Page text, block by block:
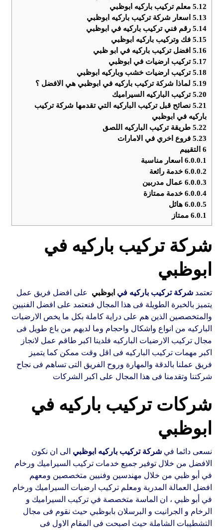
5.12 معلم تركيب باركيه ابوظبي
5.13 اسعار شركة تركيب باركيه ابوظبي
5.14 رقم فني تركيب باركيه في ابوظبي
5.15 فك وتركيب باركيه ابوظبي
5.16 افضل تركيب باركيه في ابو ظبي
5.17تركيب ارضيات في ابوظبي
5.18تركيب ارضيات خشب وباركيه ابوظبي
5.19 لماذا شركة تركيب باركيه في ابوظبي هي الافضل ؟
5.20تركيب الباركيه السيراميك
5.21 نصائح قبل تركيب الباركيه التي تقدمها شركة تركيب
باركيه في ابوظبي
5.22 طريقة تركيب الباركيه اللصق
5.23 فروع اخري في الامارات
6 التقييم
6.0.0.1 اسعار مناسبة
6.0.0.2 خدمة رائعة
6.0.0.3 عمال مدربين
6.0.0.4 خدمة ممتازة
6.0.0.5 هائل
6.0.1 ممتاز
شركة تركيب باركيه في
ابوظبي
تعتمدشركة تركيب باركيه في ابوظبي
على افضل فريق عمل
يتميز بالخبرة الطويلة فى هذا المجال فنعتمد على افضل الفنيين
والمتخصصين الذين هم على دراية كاملة بكل ما يخص الارضيات
الباركيه من انواع واشكال واحجام وما لديهم من باع طويل فى
مجال تركيب الارضيات الباركيه فلدينا اكبر طاقم عمل لانجاز
اكبر مهمات تركيب الباركيه فى اقل وقت ممكن كما يتميز
فريق عملنا بالدقة والمهارة وروح الفريق التى تساهم فى نجاح
شركتنا وتقدمنا فى هذا المجال على اكبر الشركات
شركات تركيب باركيه في
ابوظبي
نسعى دائما فيشركة تركيب باركيه ابوظبي الى ان نكون
الافضل من خلال توفير جميع خدمات تركيب السيراميك ورخام
في أبو ظبي من خلال مهندسين وفنيين متخصصين ومعهم
افضل العمالة المدربة ومعلم تركيب ارضيات السيراميك ورخام
في أبو ظبي ، ان الماسة متخصصة في تركيب السيراميك و
الرخام و الجرانيت و البرسلان بابوظبي حيث نقوم فى مجال
التشطيبات الشاملة حيث اصبحت فى المقام الاول فى